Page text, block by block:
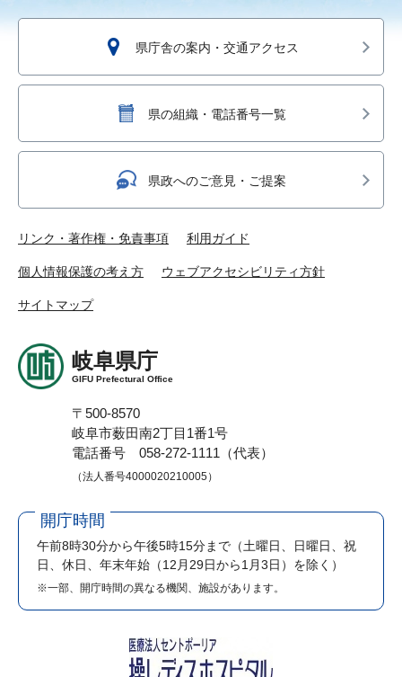
県庁舎の案内・交通アクセス
県の組織・電話番号一覧
県政へのご意見・ご提案
リンク・著作権・免責事項 利用ガイド
個人情報保護の考え方 ウェブアクセシビリティ方針
サイトマップ
岐阜県庁
GIFU Prefectural Office
〒500-8570
岐阜市薮田南2丁目1番1号
電話番号 058-272-1111（代表）
（法人番号4000020210005）
開庁時間
午前8時30分から午後5時15分まで （土曜日、日曜日、祝
日、休日、年末年始（12月29日から1月3日）を除く）
※一部、開庁時間の異なる機関、施設があります。